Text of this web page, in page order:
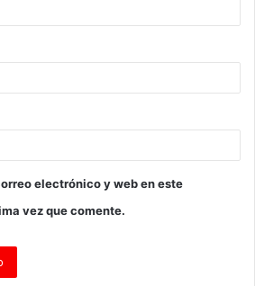
electrónico y web en este
vez que comente.